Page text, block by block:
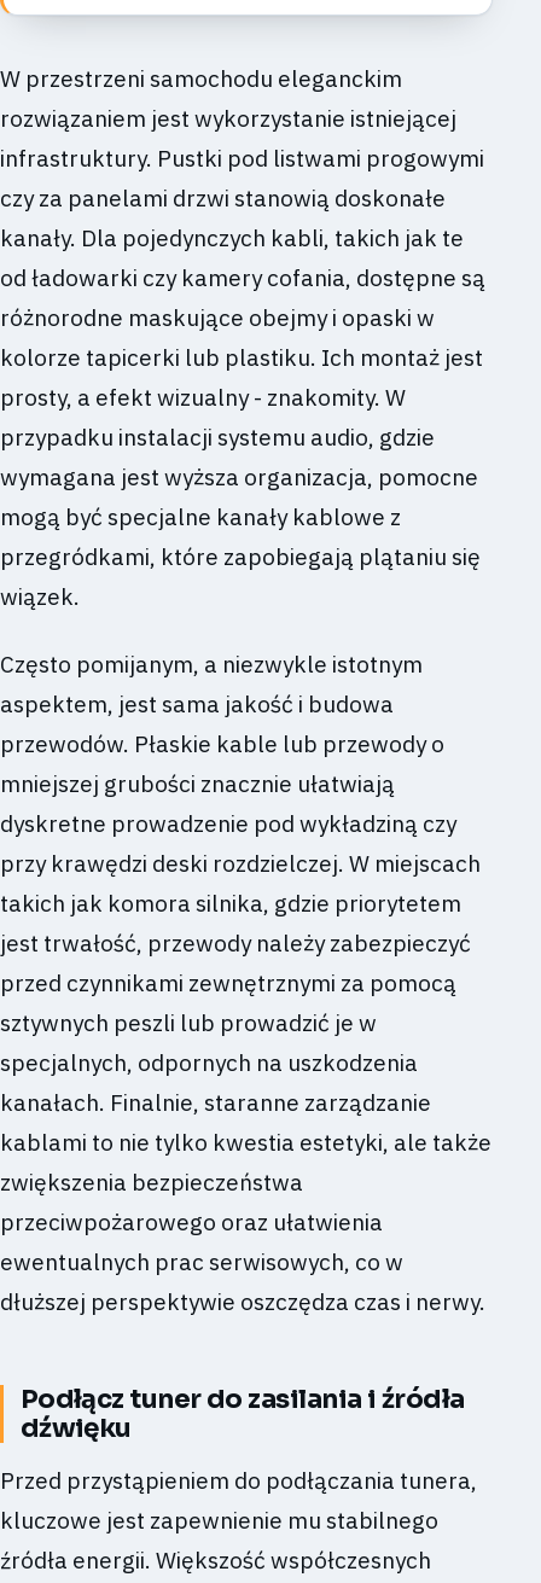
W przestrzeni samochodu eleganckim
rozwiązaniem jest wykorzystanie istniejącej
infrastruktury. Pustki pod listwami progowymi
czy za panelami drzwi stanowią doskonałe
kanały. Dla pojedynczych kabli, takich jak te
od ładowarki czy kamery cofania, dostępne są
różnorodne maskujące obejmy i opaski w
kolorze tapicerki lub plastiku. Ich montaż jest
prosty, a efekt wizualny - znakomity. W
przypadku instalacji systemu audio, gdzie
wymagana jest wyższa organizacja, pomocne
mogą być specjalne kanały kablowe z
przegródkami, które zapobiegają plątaniu się
wiązek.
Często pomijanym, a niezwykle istotnym
aspektem, jest sama jakość i budowa
przewodów. Płaskie kable lub przewody o
mniejszej grubości znacznie ułatwiają
dyskretne prowadzenie pod wykładziną czy
przy krawędzi deski rozdzielczej. W miejscach
takich jak komora silnika, gdzie priorytetem
jest trwałość, przewody należy zabezpieczyć
przed czynnikami zewnętrznymi za pomocą
sztywnych peszli lub prowadzić je w
specjalnych, odpornych na uszkodzenia
kanałach. Finalnie, staranne zarządzanie
kablami to nie tylko kwestia estetyki, ale także
zwiększenia bezpieczeństwa
przeciwpożarowego oraz ułatwienia
ewentualnych prac serwisowych, co w
dłuższej perspektywie oszczędza czas i nerwy.
Podłącz tuner do zasilania i źródła
dźwięku
Przed przystąpieniem do podłączania tunera,
kluczowe jest zapewnienie mu stabilnego
źródła energii. Większość współczesnych